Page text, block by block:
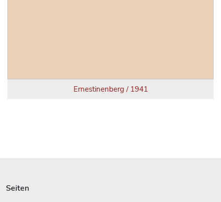
Ernestinenberg / 1941
Seiten